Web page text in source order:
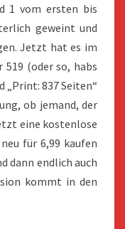
1 vom ersten bis
geweint und
Jetzt hat es im
519 (oder so, habs
„Print: 837 Seiten“
ob jemand, der
eine kostenlose
für 6,99 kaufen
dann endlich auch
kommt in den